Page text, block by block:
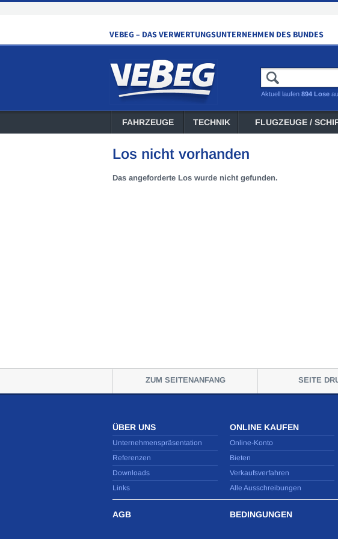
Aktuell laufen 894 Lose
FAHRZEUGE TECHNIK FLUGZEUGE /
Los nicht vorhanden
Das angeforderte Los wurde nicht gefunden.
ZUM SEITENANFANG SEITE
ÜBER UNS
Unternehmenspräsentation
Referenzen
Downloads
Links
ONLINE KAUFEN
Online-Konto
Bieten
Verkaufsverfahren
Alle Ausschreibungen
AGB BEDINGUNGEN